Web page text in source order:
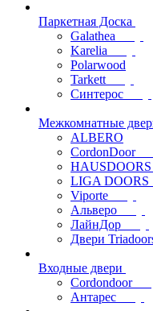
Паркетная Доска
Galathea
Karelia
Polarwood
Tarkett
Синтерос
Межкомнатные
ALBERO
CordonDoor
HAUSDOORS
LIGA DOORS
Viporte
Альверо
ЛайнДор
Двери
Входные двери
Cordondoor
Антарес